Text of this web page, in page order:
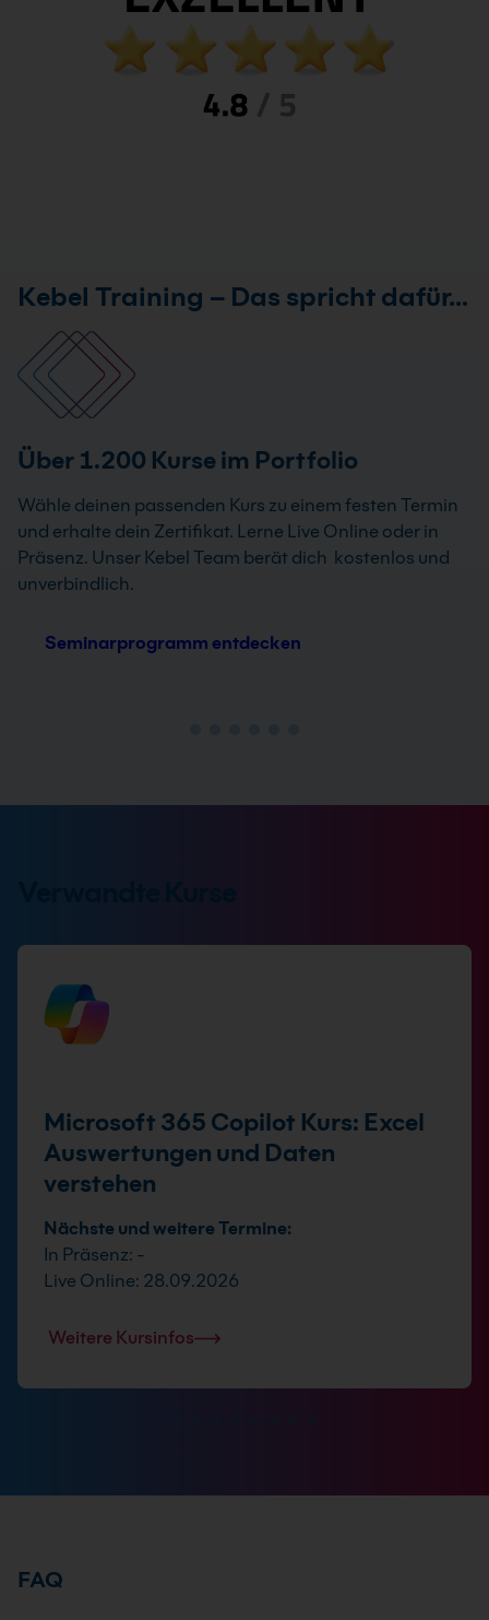
Kebel Training – Das spricht dafür…
Über 1.200 Kurse im Portfolio
Wähle deinen passenden Kurs zu einem festen Termin
und erhalte dein Zertifikat. Lerne Live Online oder in
Präsenz. Unser Kebel Team berät dich kostenlos und
unverbindlich.
Seminarprogramm entdecken
Microsoft 365 Copilot Kurs: Excel
Auswertungen und Daten
verstehen
Nächste und weitere Termine:
In Präsenz: -
Live Online: 28.09.2026
Weitere Kursinfos
FAQ